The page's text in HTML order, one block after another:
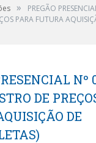
»
PREGÃO
PARA FUTURA
Nº
DE
DE